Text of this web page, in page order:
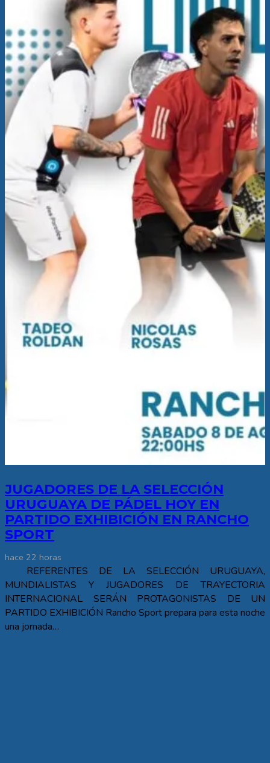
JUGADORES DE LA SELECCIÓN
URUGUAYA DE PÁDEL HOY EN
PARTIDO EXHIBICIÓN EN RANCHO
SPORT
hace 22 horas
REFERENTES DE LA SELECCIÓN URUGUAYA,
MUNDIALISTAS Y JUGADORES DE TRAYECTORIA
INTERNACIONAL SERÁN PROTAGONISTAS DE UN
PARTIDO EXHIBICIÓN Rancho Sport prepara para esta noche
una jornada…